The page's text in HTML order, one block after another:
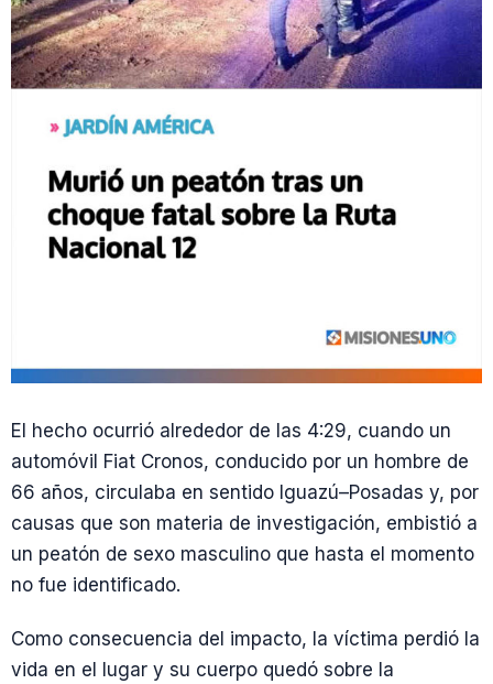
El hecho ocurrió alrededor de las 4:29, cuando un
automóvil Fiat Cronos, conducido por un hombre de
66 años, circulaba en sentido Iguazú–Posadas y, por
causas que son materia de investigación, embistió a
un peatón de sexo masculino que hasta el momento
no fue identificado.
Como consecuencia del impacto, la víctima perdió la
vida en el lugar y su cuerpo quedó sobre la